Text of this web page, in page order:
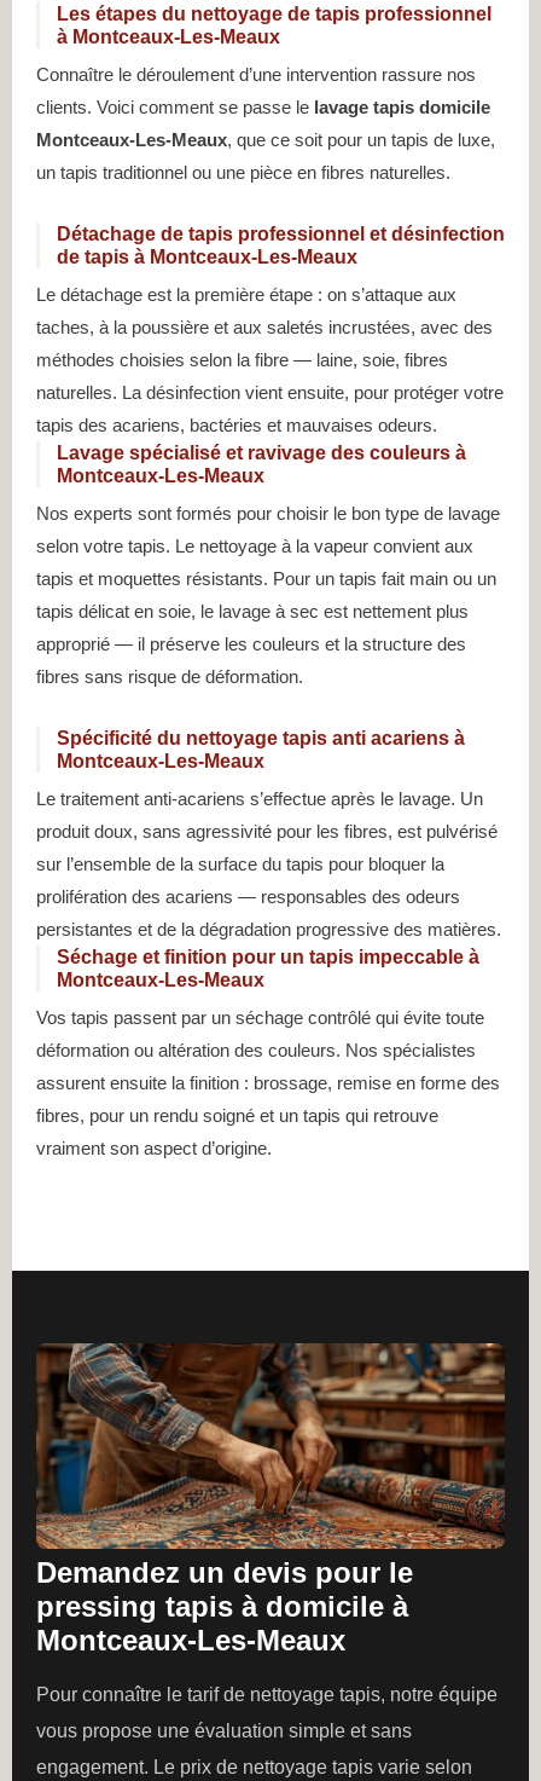
Les étapes du nettoyage de tapis professionnel
à Montceaux-Les-Meaux
Connaître le déroulement d’une intervention rassure nos
clients. Voici comment se passe le lavage tapis domicile
Montceaux-Les-Meaux, que ce soit pour un tapis de luxe,
un tapis traditionnel ou une pièce en fibres naturelles.
Détachage de tapis professionnel et désinfection
de tapis à Montceaux-Les-Meaux
Le détachage est la première étape : on s’attaque aux
taches, à la poussière et aux saletés incrustées, avec des
méthodes choisies selon la fibre — laine, soie, fibres
naturelles. La désinfection vient ensuite, pour protéger votre
tapis des acariens, bactéries et mauvaises odeurs.
Lavage spécialisé et ravivage des couleurs à
Montceaux-Les-Meaux
Nos experts sont formés pour choisir le bon type de lavage
selon votre tapis. Le nettoyage à la vapeur convient aux
tapis et moquettes résistants. Pour un tapis fait main ou un
tapis délicat en soie, le lavage à sec est nettement plus
approprié — il préserve les couleurs et la structure des
fibres sans risque de déformation.
Spécificité du nettoyage tapis anti acariens à
Montceaux-Les-Meaux
Le traitement anti-acariens s’effectue après le lavage. Un
produit doux, sans agressivité pour les fibres, est pulvérisé
sur l’ensemble de la surface du tapis pour bloquer la
prolifération des acariens — responsables des odeurs
persistantes et de la dégradation progressive des matières.
Séchage et finition pour un tapis impeccable à
Montceaux-Les-Meaux
Vos tapis passent par un séchage contrôlé qui évite toute
déformation ou altération des couleurs. Nos spécialistes
assurent ensuite la finition : brossage, remise en forme des
fibres, pour un rendu soigné et un tapis qui retrouve
vraiment son aspect d’origine.
Demandez un devis pour le
pressing tapis à domicile à
Montceaux-Les-Meaux
Pour connaître le tarif de nettoyage tapis, notre équipe
vous propose une évaluation simple et sans
engagement. Le prix de nettoyage tapis varie selon